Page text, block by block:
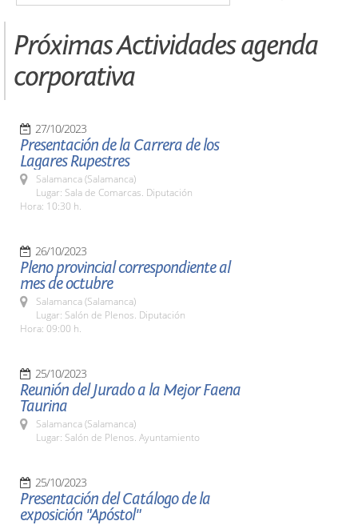
Próximas Actividades agenda
corporativa
27/10/2023
Presentación de la Carrera de los
Lagares Rupestres
Salamanca (Salamanca)
Lugar: Sala de Comarcas. Diputación
Hora: 10:30 h.
26/10/2023
Pleno provincial correspondiente al
mes de octubre
Salamanca (Salamanca)
Lugar: Salón de Plenos. Diputación
Hora: 09:00 h.
25/10/2023
Reunión del Jurado a la Mejor Faena
Taurina
Salamanca (Salamanca)
Lugar: Salón de Plenos. Ayuntamiento
25/10/2023
Presentación del Catálogo de la
exposición "Apóstol"